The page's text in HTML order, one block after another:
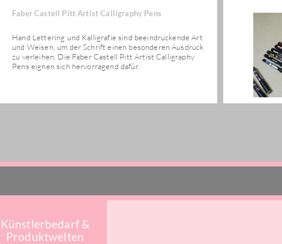
Faber Castell Pitt Artist Calligraphy Pens
Hand Lettering und Kalligrafie sind beeindruckende Art
und Weisen, um der Schrift einen besonderen Ausdruck
zu verleihen. Die Faber Castell Pitt Artist Calligraphy
Pens eignen sich hervorragend dafür.
Künstlerbedarf &
Produktwelten